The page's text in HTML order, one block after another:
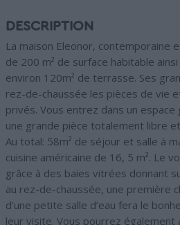
DESCRIPTION
La maison Eleonor, contemporaine
de 200 m² de surface habitable
environ 120m² de terrasse. Ses
rez-de-chaussée les pièces de vie
privés. Vous entrez dans un
une grande pièce totalement libre
Au total: 58m² de séjour et salle à
cuisine américaine de 16, 5 m². Le
grâce à des baies vitrées donnant
au rez-de-chaussée, une première
d’une petite salle d’eau fera le
leur visite. Vous pourrez également